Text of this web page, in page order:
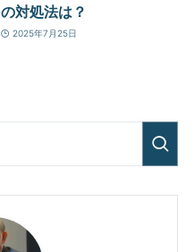
の対処法は？
2025年7月25日